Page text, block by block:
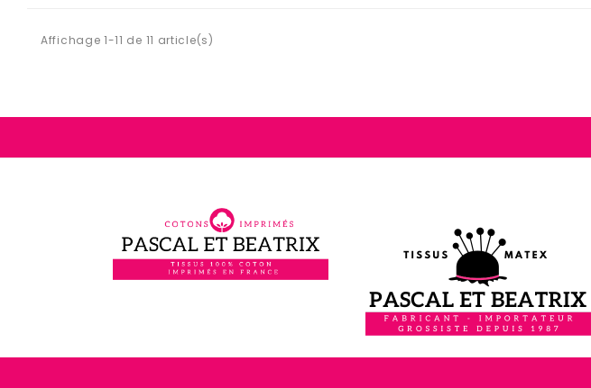
Affichage 1-11 de 11 article(s)